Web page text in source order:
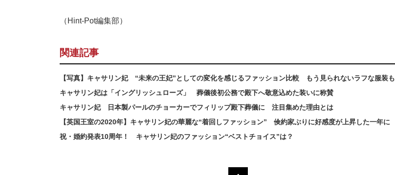
（Hint-Pot編集部）
関連記事
【写真】キャサリン妃 “未来の王妃”としての変化を感じるファッション比較 もう見られないラフな服装も
キャサリン妃は「イングリッシュローズ」 葬儀後初公務で殿下へ敬意込めた装いに称賛
キャサリン妃 日本製パールのチョーカーでフィリップ殿下葬儀に 注目集めた理由とは
【英国王室の2020年】キャサリン妃の華麗な“着回しファッション” 倹約家ぶりに好感度が上昇した一年に
祝・婚約発表10周年！ キャサリン妃のファッション“ベストチョイス”は？